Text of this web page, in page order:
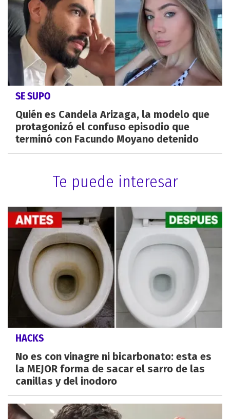
SE SUPO
Quién es Candela Arizaga, la modelo que
protagonizó el confuso episodio que
terminó con Facundo Moyano detenido
Te puede interesar
HACKS
No es con vinagre ni bicarbonato: esta es
la MEJOR forma de sacar el sarro de las
canillas y del inodoro